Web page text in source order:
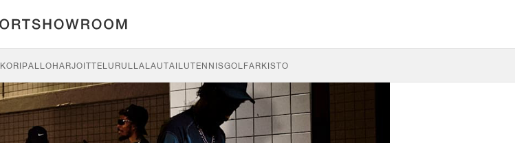
KORIPALLOHARJOITTELU RULLALAUTAILUTENNISGOLFARKISTO